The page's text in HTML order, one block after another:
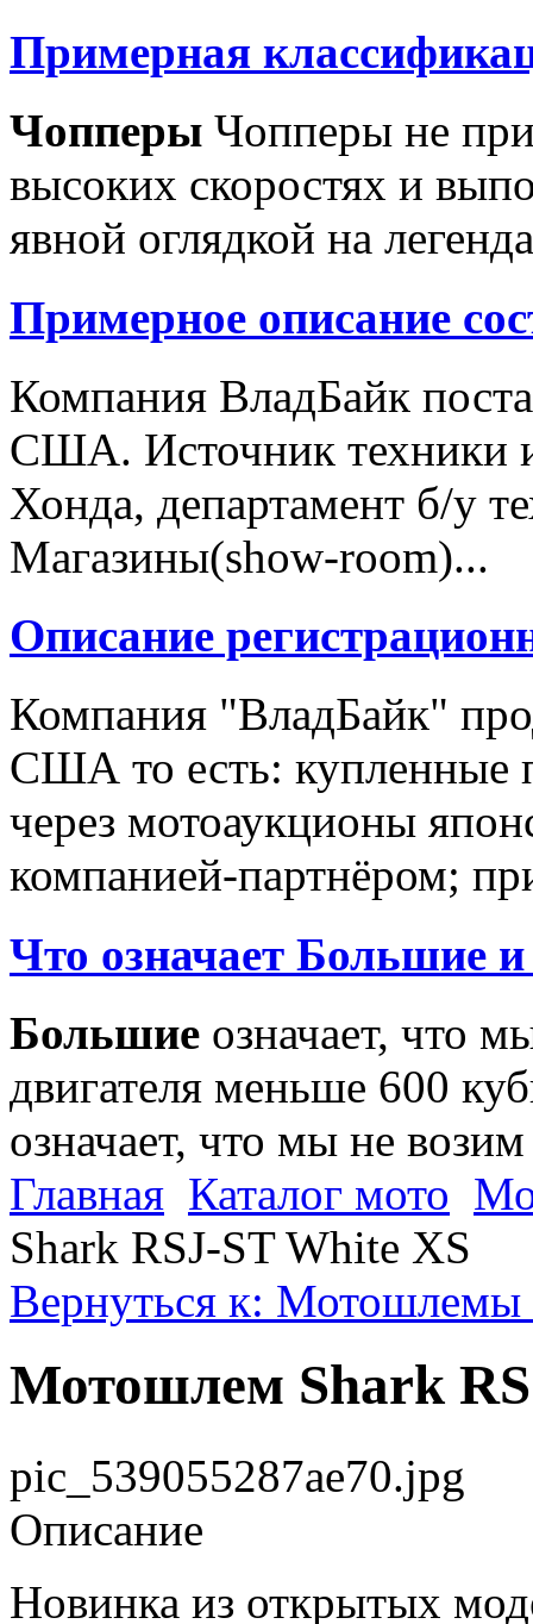
Примерная
Чопперы Чопперы не
высоких скоростях и
явной оглядкой на
Примерное описание
Компания ВладБайк
США. Источник техники
Хонда, департамент б/у
Магазины(show-room)...
Описание
Компания "ВладБайк"
США то есть: купленные
через мотоаукционы
компанией-партнёром;
Что означает Большие
Большие означает, что
двигателя меньше 600
означает, что мы не
Главная Каталог мото
Shark RSJ-ST White XS
Вернуться к: Мотошлемы
Мотошлем Shark
pic_539055287ae70.jpg
Описание
Новинка из открытых